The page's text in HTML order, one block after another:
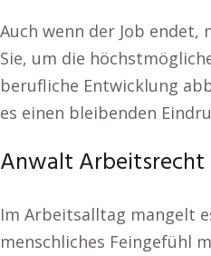
Auch wenn der Job
Sie, um die
berufliche Entwicklung
es einen bleibenden
Anwalt Arbeitsrecht
Im Arbeitsalltag mangelt
menschliches Feingefühl